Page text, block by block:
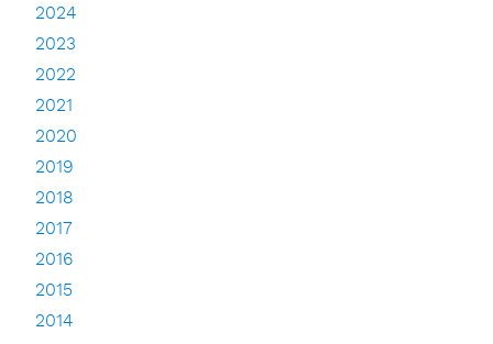
2024
2023
2022
2021
2020
2019
2018
2017
2016
2015
2014